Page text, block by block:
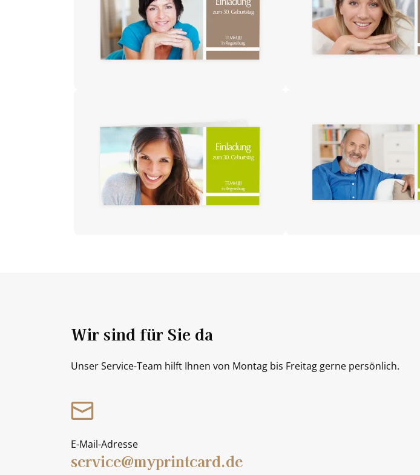
Wir sind für Sie da
Unser Service-Team hilft Ihnen von Montag bis Freitag gerne persönlich.
E-Mail-Adresse
service@myprintcard.de